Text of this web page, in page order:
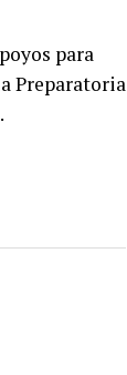
para
Preparatoria